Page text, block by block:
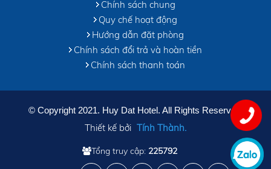
Chính sách chung
Quy chế hoạt động
Hướng dẫn đặt phòng
Chính sách đổi trả và hoàn tiền
Chính sách thanh toán
© Copyright 2021. Huy Dat Hotel. All Rights Reserved.
Thiết kế bởi Tính Thành.
Tổng truy cập: 225792